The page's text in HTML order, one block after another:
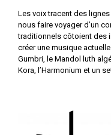
Les voix tracent des
nous faire voyager d’un
traditionnels côtoient des
créer une musique
Gumbri, le Mandol luth
Kora, l’Harmonium et un